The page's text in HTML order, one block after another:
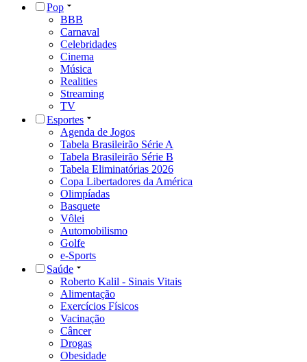
Pop
BBB
Carnaval
Celebridades
Cinema
Música
Realities
Streaming
TV
Esportes
Agenda de Jogos
Tabela Brasileirão Série A
Tabela Brasileirão Série B
Tabela Eliminatórias 2026
Copa Libertadores da América
Olimpíadas
Basquete
Vôlei
Automobilismo
Golfe
e-Sports
Saúde
Roberto Kalil - Sinais Vitais
Alimentação
Exercícios Físicos
Vacinação
Câncer
Drogas
Obesidade